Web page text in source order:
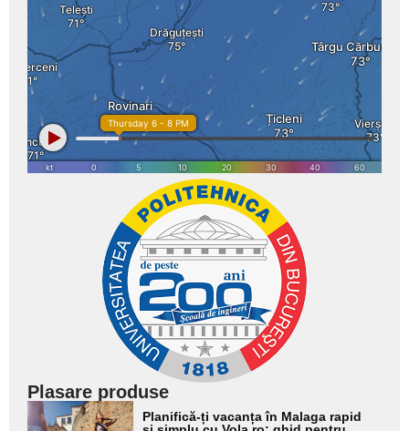
Plasare produse
Adaugă
Planifică-ți vacanța în Malaga rapid